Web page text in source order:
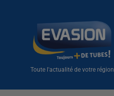
Toute l'actualité de votre région